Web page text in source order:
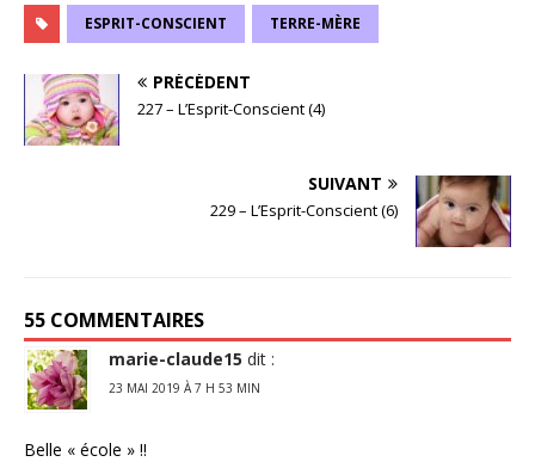
ESPRIT-CONSCIENT TERRE-MÈRE
PRÉCÉDENT
227 – L’Esprit-Conscient (4)
SUIVANT
229 – L’Esprit-Conscient (6)
55 COMMENTAIRES
marie-claude15 dit :
23 MAI 2019 À 7 H 53 MIN
Belle « école » !!